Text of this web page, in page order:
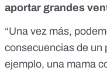
aportar grandes
“Una vez más,
consecuencias de un
ejemplo, una mama